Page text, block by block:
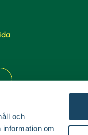
och
information om